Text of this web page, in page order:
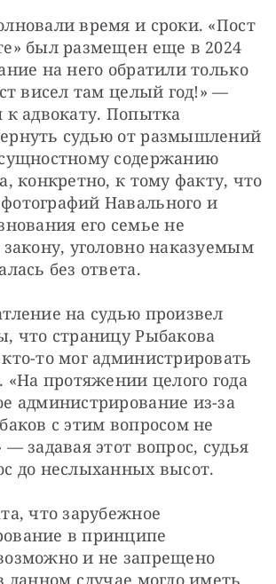
время и сроки. «Пост
был размещен еще в 2024
на него обратили только
висел там целый год!» —
к адвокату. Попытка
судью от размышлений
содержанию
конкретно, к тому факту, что
Навального и
его семье не
уголовно наказуемым
без ответа.
на судью произвел
что страницу Рыбакова
то мог администрировать
«На протяжении целого года
администрирование из-за
с этим вопросом не
— задавая этот вопрос, судья
до неслыханных высот.
что зарубежное
в принципе
и не запрещено
данном случае могло иметь